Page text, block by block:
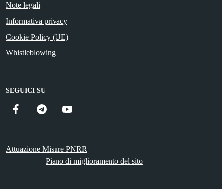
Note legali
Informativa privacy
Cookie Policy (UE)
Whistleblowing
SEGUICI SU
Facebook Telegram
Attuazione Misure PNRR
Piano di miglioramento del sito